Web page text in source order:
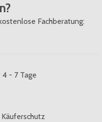
Fachberatung:
- 7 Tage